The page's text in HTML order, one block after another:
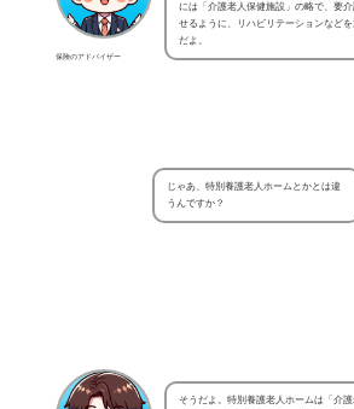
保険のアドバイザー
には「介護老人保健施設」の略で、要
せるように、リハビリテーションなど
だよ。
じゃあ、特別養護老人ホームとかとは違
うんですか？
そうだよ。特別養護老人ホームは「介護